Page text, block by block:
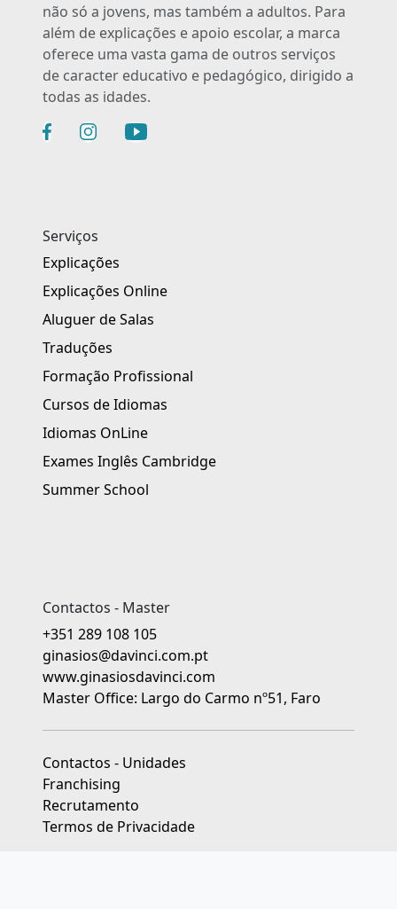
não só a jovens, mas também a adultos. Para
além de explicações e apoio escolar, a marca
oferece uma vasta gama de outros serviços
de caracter educativo e pedagógico, dirigido a
todas as idades.
Serviços
Explicações
Explicações Online
Aluguer de Salas
Traduções
Formação Profissional
Cursos de Idiomas
Idiomas OnLine
Exames Inglês Cambridge
Summer School
Contactos - Master
+351 289 108 105
ginasios@davinci.com.pt
www.ginasiosdavinci.com
Master Office: Largo do Carmo nº51, Faro
Contactos - Unidades
Franchising
Recrutamento
Termos de Privacidade